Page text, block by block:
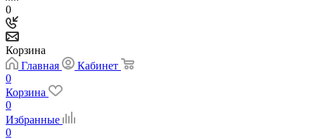
0
Корзина
Главная
Кабинет
0
Корзина
0
Избранные
0